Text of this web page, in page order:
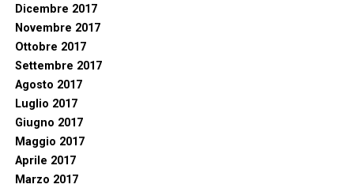
Dicembre 2017
Novembre 2017
Ottobre 2017
Settembre 2017
Agosto 2017
Luglio 2017
Giugno 2017
Maggio 2017
Aprile 2017
Marzo 2017